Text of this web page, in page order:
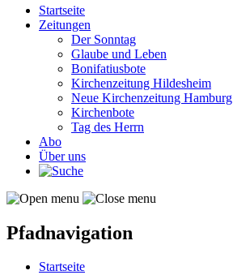
Startseite
Zeitungen
Der Sonntag
Glaube und Leben
Bonifatiusbote
Kirchenzeitung Hildesheim
Neue Kirchenzeitung Hamburg
Kirchenbote
Tag des Herrn
Abo
Über uns
Pfadnavigation
Startseite